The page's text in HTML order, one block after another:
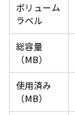
ボリューム
ラベル
総容量
（MB）
使用済み
（MB）